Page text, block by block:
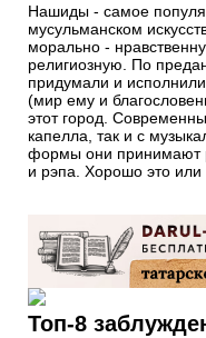
Нашиды - самое
мусульманском
морально -
религиозную. По
придумали и
(мир ему и
этот город.
капелла, так и с
формы они принимают
и рэпа. Хорошо это или
Топ-8